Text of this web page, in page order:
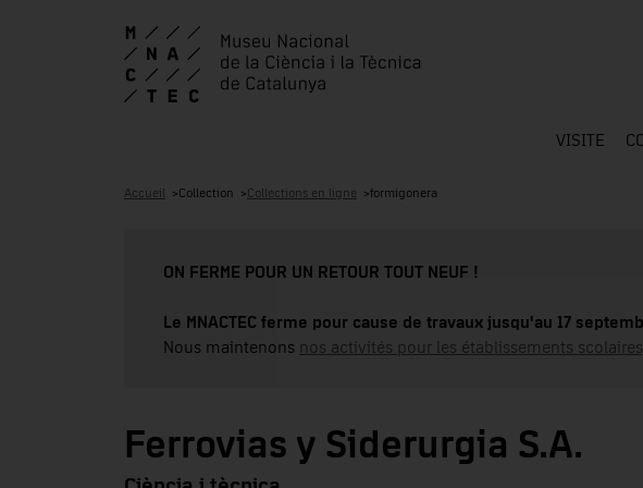
VISITE
Accueil Collection Collections en ligne formigonera
ON FERME POUR UN RETOUR TOUT NEUF !
Le MNACTEC ferme pour cause de travaux jusqu'au 17
Nous maintenons nos activités pour les établissements scolaires,
Ferrovias y Siderurgia S.A.